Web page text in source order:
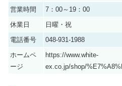
営業時間
7：00～19：00
休業日
日曜・祝
電話番号
048-931-1988
ホームペ
ージ
https://www.white-
ex.co.jp/shop/